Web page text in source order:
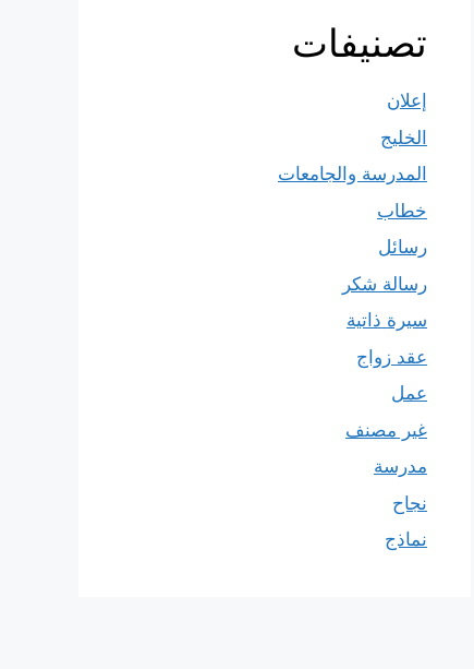
تصنيفات
إعلان
الخليج
المدرسة والجامعات
خطاب
رسائل
رسالة شكر
سيرة ذاتية
عقد زواج
عمل
غير مصنف
مدرسة
نجاح
نماذج